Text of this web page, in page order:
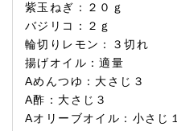
紫玉ねぎ：２０ｇ
バジリコ：２ｇ
輪切りレモン：３切れ
揚げオイル：適量
Aめんつゆ：大さじ３
A酢：大さじ３
Aオリーブオイル：小さじ１